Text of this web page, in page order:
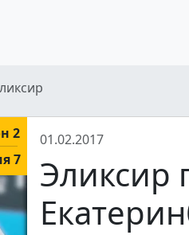
2
7
01.02.2017
Эликсир